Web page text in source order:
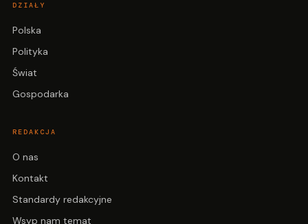
DZIAŁY
Polska
Polityka
Świat
Gospodarka
REDAKCJA
O nas
Kontakt
Standardy redakcyjne
Wsyp nam temat